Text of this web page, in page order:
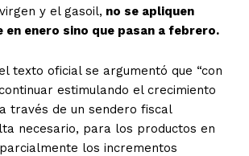
y el gasoil, no se apliquen
enero sino que pasan a febrero.
texto oficial se argumentó que “con
estimulando el crecimiento
través de un sendero fiscal
necesario, para los productos en
los incrementos